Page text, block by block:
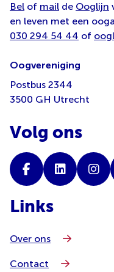
Bel of mail de Ooglijn
en leven met een
030 294 54 44 of
Oogvereniging
Postbus 2344
3500 GH Utrecht
Volg ons
Links
Over ons
Contact